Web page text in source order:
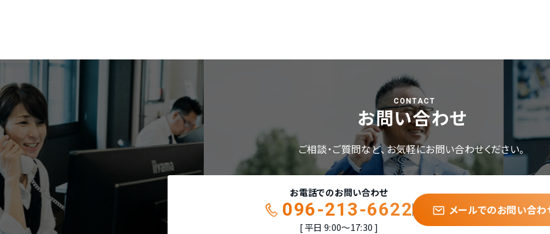
お問い合わせ
CONTACT
ご相談・ご質問など、お気軽にお問い合わせください。
お電話でのお問い合わせ
096-213-6622
平日 9:00〜17:30
メールでのお問い合わ